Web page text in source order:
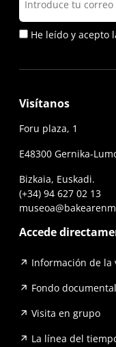
He leído y acepto
Visítanos
Foru plaza, 1
E48300 Gernika-
Bizkaia, Euskadi.
(+34) 94 627 02 13
Accede
Información de la
Fondo documental
Visita en grupo
La línea del